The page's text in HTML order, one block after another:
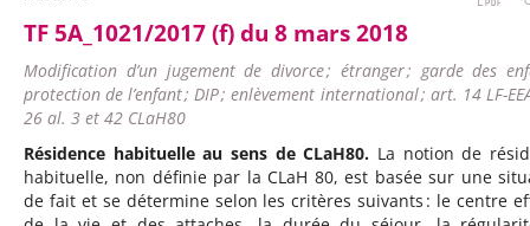
TF 5A_1021/2017 (f) du 8 mars 2018
Modification d’un jugement de divorce ; étranger ; garde des
protection de l’enfant ; DIP ; enlèvement international ; art. 14 LF-
26 al. 3 et 42 CLaH80
Résidence habituelle au sens de CLaH80. La notion de
habituelle, non définie par la CLaH 80, est basée sur une
de fait et se détermine selon les critères suivants : le centre